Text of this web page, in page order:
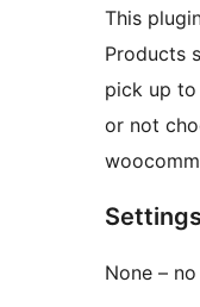
This
Products
pick up to
or not
Settings
None –